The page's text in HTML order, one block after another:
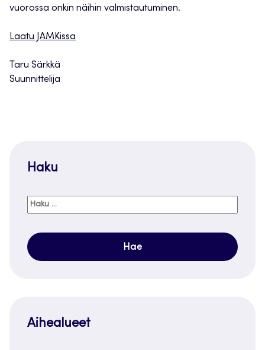
vuorossa onkin näihin valmistautuminen.
Laatu JAMKissa
Taru Särkkä
Suunnittelija
Haku
Haku:
Aihealueet